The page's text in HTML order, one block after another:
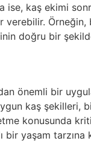
ise, kaş ekimi
Örneğin,
doğru bir
önemli bir
kaş şekilleri,
konusunda
bir yaşam